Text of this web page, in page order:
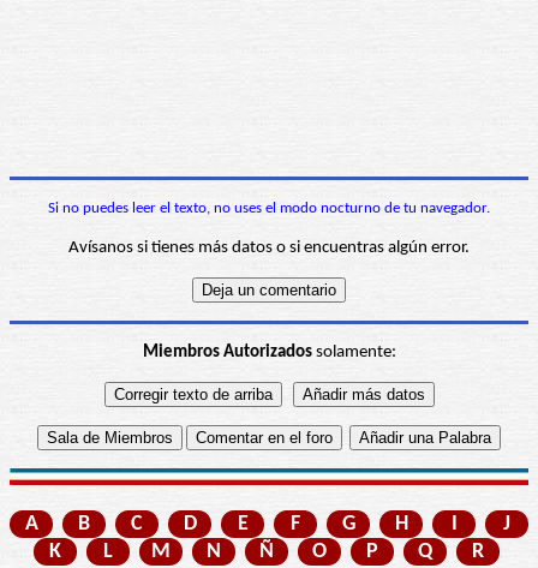
Si no puedes leer el texto, no uses el modo nocturno de tu navegador.
Avísanos si tienes más datos o si encuentras algún error.
Miembros Autorizadossolamente:
A B C D E F G H I
J
K
L M N Ñ O P Q
R